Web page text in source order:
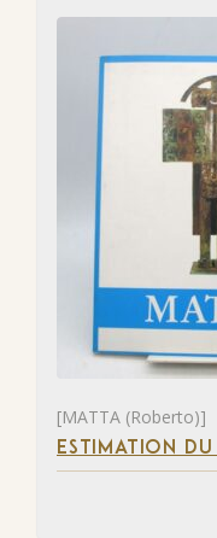
[MATTA (Roberto)]
ESTIMATION